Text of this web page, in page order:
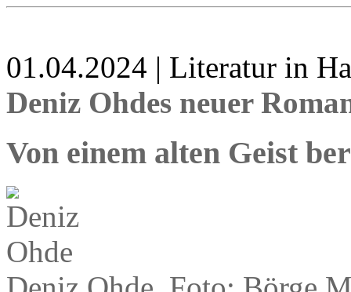
01.04.2024 | Literatur in
Deniz Ohdes neuer
Von einem alten Geist